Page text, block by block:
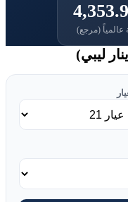
عالمياً (مرجع)
ليبي)